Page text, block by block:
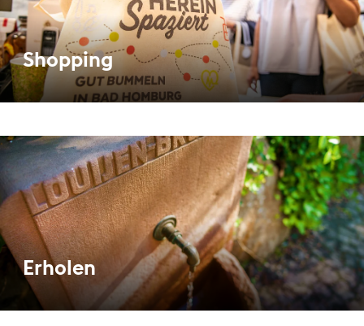
Shopping
Erholen